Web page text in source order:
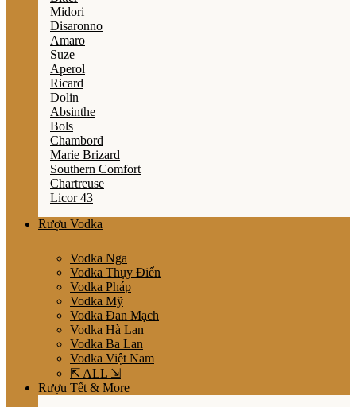
Midori
Disaronno
Amaro
Suze
Aperol
Ricard
Dolin
Absinthe
Bols
Chambord
Marie Brizard
Southern Comfort
Chartreuse
Licor 43
Rượu Vodka
Vodka Nga
Vodka Thụy Điển
Vodka Pháp
Vodka Mỹ
Vodka Đan Mạch
Vodka Hà Lan
Vodka Ba Lan
Vodka Việt Nam
⇱ ALL ⇲
Rượu Tết & More